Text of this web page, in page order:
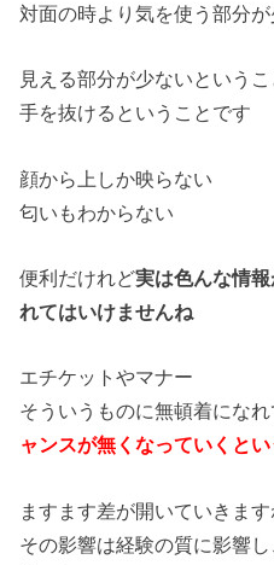
対面の時より気を使う部分
見える部分が少ないというこ
手を抜けるということです
顔から上しか映らない
匂いもわからない
便利だけれど実は色んな情
れてはいけませんね
エチケットやマナー
そういうものに無頓着にな
ャンスが無くなっていくと
ますます差が開いていきます
その影響は経験の質に影響